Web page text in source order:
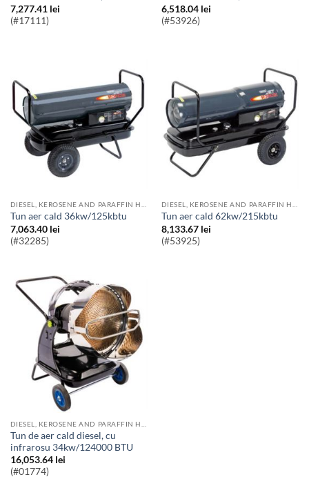
7,277.41 lei
(#17111)
6,518.04 lei
(#53926)
Tun aer cald 36kw/125kbtu
7,063.40 lei
(#32285)
Tun aer cald 62kw/215kbtu
8,133.67 lei
(#53925)
Tun de aer cald diesel, cu
infrarosu 34kw/124000 BTU
16,053.64 lei
(#01774)